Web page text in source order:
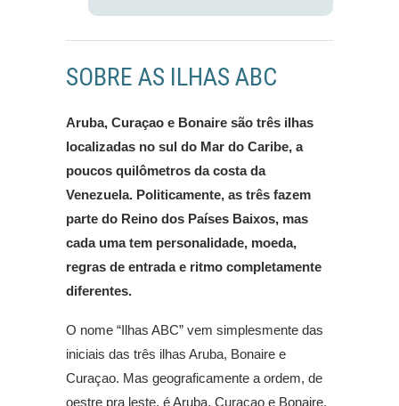
SOBRE AS ILHAS ABC
Aruba, Curaçao e Bonaire são três ilhas
localizadas no sul do Mar do Caribe, a
poucos quilômetros da costa da
Venezuela. Politicamente, as três fazem
parte do Reino dos Países Baixos, mas
cada uma tem personalidade, moeda,
regras de entrada e ritmo completamente
diferentes.
O nome “Ilhas ABC” vem simplesmente das
iniciais das três ilhas Aruba, Bonaire e
Curaçao. Mas geograficamente a ordem, de
oestre pra leste, é Aruba, Curaçao e Bonaire.